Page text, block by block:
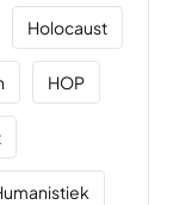
Holocaust
HOP